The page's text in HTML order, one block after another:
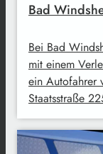
Bad
Bei Bad
mit einem
ein Autofahrer
Staatsstraße